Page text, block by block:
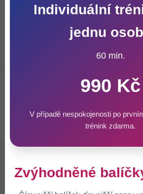
Individuální
jednu
60 min.
990 Kč
V případě nespokojenosti po
trénink zdarma.
Zvýhodněné